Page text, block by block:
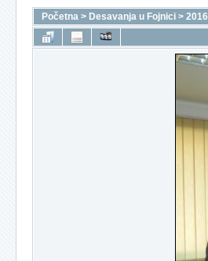
Početna > Desavanja u Fojnici >